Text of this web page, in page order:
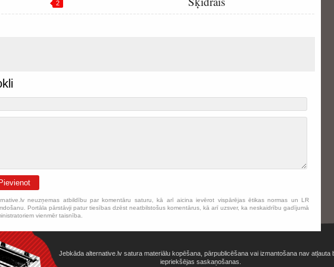
2
Pievienot
neuzņemas atbildību par komentāru saturu, kā arī aicina ievērot vispārējas ētikas normas un LR
Portāla pārstāvji patur tiesības dzēst neatbilstošus komentārus, kā arī uzsver, ka neskaidrību gadījumā
vienmēr taisnība.
Jebkāda alternative.lv satura materiālu kopēšana, pārpublicēšana vai izmantošana nav atļauta
iepriekšējas saskaņošanas.